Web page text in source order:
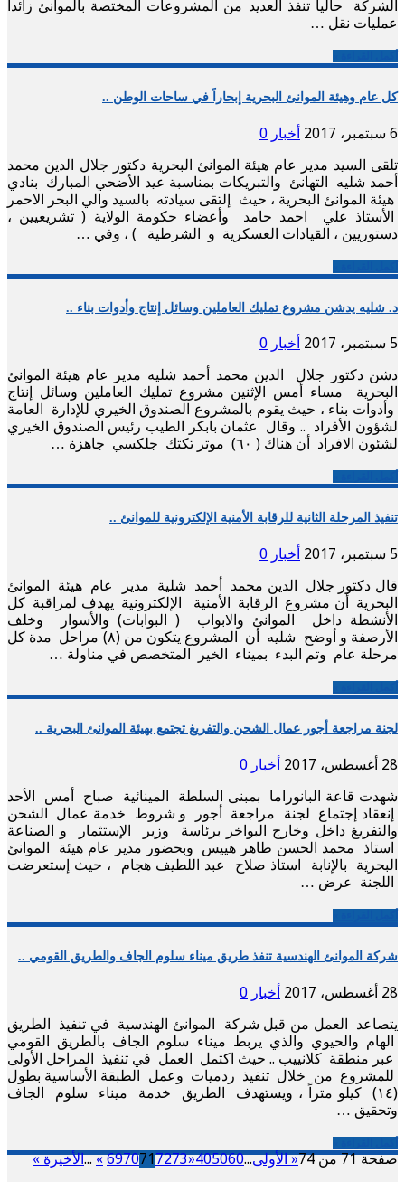
الشركة حالياً تنفذ العديد من المشروعات المختصة بالموانئ زائداً
عمليات نقل …
كل عام وهيئة الموانئ البحرية إبحاراً في ساحات الوطن ..
6 سبتمبر، 2017 أخبار 0
تلقى السيد مدير عام هيئة الموانئ البحرية دكتور جلال الدين محمد
أحمد شليه التهانئ والتبريكات بمناسبة عيد الأضحي المبارك بنادي
هيئة الموانئ البحرية ، حيث إلتقى سيادته بالسيد والي البحر الاحمر
الأستاذ علي احمد حامد وأعضاء حكومة الولاية ( تشريعيين ،
دستوريين ، القيادات العسكرية و الشرطية ) ، وفي …
د. شليه يدشن مشروع تمليك العاملين وسائل إنتاج وأدوات بناء ..
5 سبتمبر، 2017 أخبار 0
دشن دكتور جلال الدين محمد أحمد شليه مدير عام هيئة الموانئ
البحرية مساء أمس الإثنين مشروع تمليك العاملين وسائل إنتاج
وأدوات بناء ، حيث يقوم بالمشروع الصندوق الخيري للإدارة العامة
لشؤون الأفراد .. وقال عثمان بابكر الطيب رئيس الصندوق الخيري
لشئون الافراد أن هناك ( ٦٠) موتر تكتك جلكسي جاهزة …
تنفيذ المرحلة الثانية للرقابة الأمنية الإلكترونية للموانئ ..
5 سبتمبر، 2017 أخبار 0
قال دكتور جلال الدين محمد أحمد شلية مدير عام هيئة الموانئ
البحرية أن مشروع الرقابة الأمنية الإلكترونية يهدف لمراقبة كل
الأنشطة داخل الموانئ والابواب ( البوابات) والأسوار وخلف
الأرصفة و أوضح شليه أن المشروع يتكون من (٨) مراحل مدة كل
مرحلة عام وتم البدء بميناء الخير المتخصص في مناولة …
لجنة مراجعة أجور عمال الشحن والتفريغ تجتمع بهيئة الموانئ البحرية ..
28 أغسطس، 2017 أخبار 0
شهدت قاعة البانوراما بمبنى السلطة المينائية صباح أمس الأحد
إنعقاد إجتماع لجنة مراجعة أجور و شروط خدمة عمال الشحن
والتفريغ داخل وخارج البواخر برئاسة وزير الإستثمار و الصناعة
استاذ محمد الحسن طاهر هييس وبحضور مدير عام هيئة الموانئ
البحرية بالإنابة استاذ صلاح عبد اللطيف هجام ، حيث إستعرضت
اللجنة عرض …
شركة الموانئ الهندسية تنفذ طريق ميناء سلوم الجاف والطريق القومي ..
28 أغسطس، 2017 أخبار 0
يتصاعد العمل من قبل شركة الموانئ الهندسية في تنفيذ الطريق
الهام والحيوي والذي يربط ميناء سلوم الجاف بالطريق القومي
عبر منطقة كلانييب .. حيث اكتمل العمل في تنفيذ المراحل الأولى
للمشروع من خلال تنفيذ ردميات وعمل الطبقة الأساسية بطول
(١٤) كيلو متراً ، ويستهدف الطريق خدمة ميناء سلوم الجاف
وتحقيق …
صفحة 71 من 74 « الأولى...
405060
«
6970717273
»
...الأخيرة »